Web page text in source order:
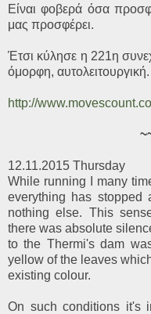
Είναι φοβερά όσα
μας προσφέρει.
Έτσι κύλησε η 221η
όμορφη, αυτολειτουργική.
http://
12.11.2015 Thursday
While running I many
everything has stopped
nothing else. This
there was absolute
to the Thermi's dam
yellow of the leaves
existing colour.
On such conditions it's